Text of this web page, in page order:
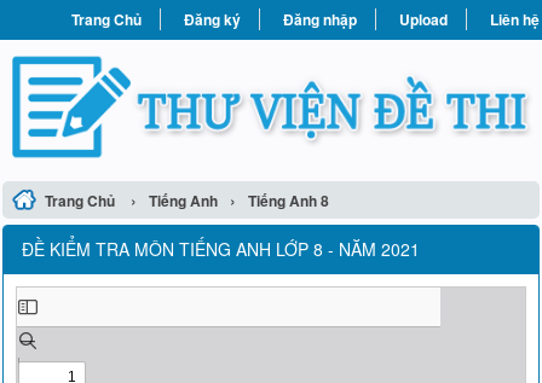
Trang Chủ Đăng ký Đăng nhập Upload Liên hệ
Trang Chủ › Tiếng Anh › Tiếng Anh 8
ĐỀ KIỂM TRA MÔN TIẾNG ANH LỚP 8 - NĂM 2021